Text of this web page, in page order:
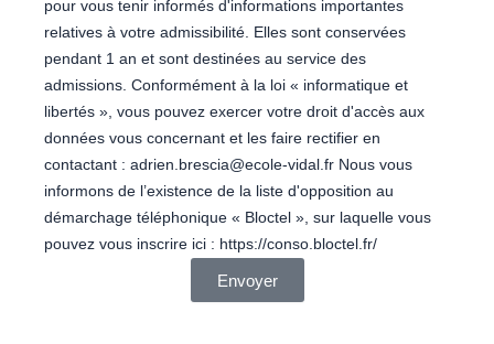
pour vous tenir informés d'informations importantes
relatives à votre admissibilité. Elles sont conservées
pendant 1 an et sont destinées au service des
admissions. Conformément à la loi « informatique et
libertés », vous pouvez exercer votre droit d'accès aux
données vous concernant et les faire rectifier en
contactant : adrien.brescia@ecole-vidal.fr Nous vous
informons de l’existence de la liste d'opposition au
démarchage téléphonique « Bloctel », sur laquelle vous
pouvez vous inscrire ici : https://conso.bloctel.fr/
Envoyer